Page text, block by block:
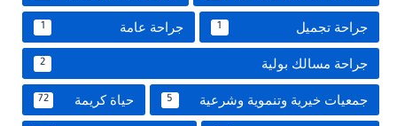
جراحة تجميل 1 جراحة عامة 1
جراحة مسالك بولية 2
جمعيات خيرية وتنموية وشرعية 5 حياة كريمة 72